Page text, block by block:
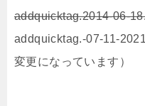
addquicktag.2014-06-
addquicktag.-07-11-
変更になっています）